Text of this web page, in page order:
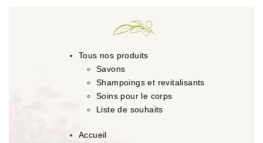
Tous nos produits
Savons
Shampoings et revitalisants
Soins pour le corps
Liste de souhaits
Accueil